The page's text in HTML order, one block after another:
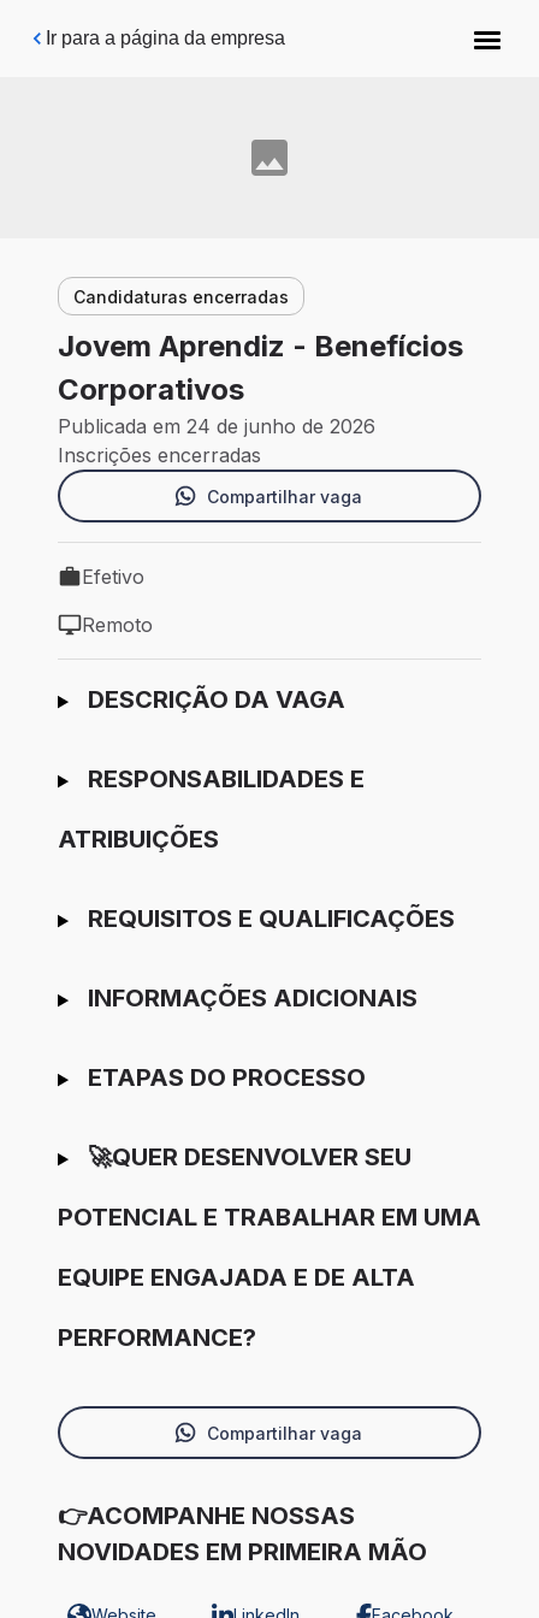
Pular para o conteúdo principal
Ir para a página da empresa
Candidaturas encerradas
Jovem Aprendiz - Benefícios
Corporativos
Publicada em 24 de junho de 2026
Inscrições encerradas
Compartilhar vaga
Tipo de vaga: Efetivo
Efetivo
Modelo de trabalho: Remoto
Remoto
Ir para candidatura
DESCRIÇÃO DA VAGA
RESPONSABILIDADES E
ATRIBUIÇÕES
REQUISITOS E QUALIFICAÇÕES
INFORMAÇÕES ADICIONAIS
ETAPAS DO PROCESSO
🚀QUER DESENVOLVER SEU
POTENCIAL E TRABALHAR EM UMA
EQUIPE ENGAJADA E DE ALTA
PERFORMANCE?
Compartilhar vaga
👉ACOMPANHE NOSSAS
NOVIDADES EM PRIMEIRA MÃO